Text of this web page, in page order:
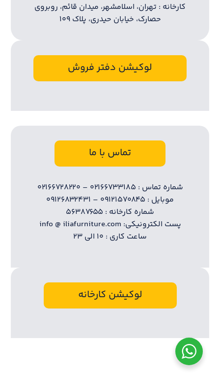
کارخانه : تهران، اسلامشهر، میدان قائم، روبروی
حصارک، خیابان حیدری، پلاک ۱۰۹
لوکیشن دفتر فروش
تماس با ما
شماره تماس : ۰۲۱۶۶۷۳۳۱۸۵ – ۰۲۱۶۶۷۲۸۲۲۰
موبایل : ۰۹۱۲۱۵۷۰۸۴۵ – ۰۹۱۲۶۸۳۲۴۳۱
شماره کارخانه : ۵۶۳۸۷۶۵۵
پست الکترونیکی: info @ iliafurniture.com
ساعت کاری : ۱۰ الی ۲۳
لوکیشن کارخانه